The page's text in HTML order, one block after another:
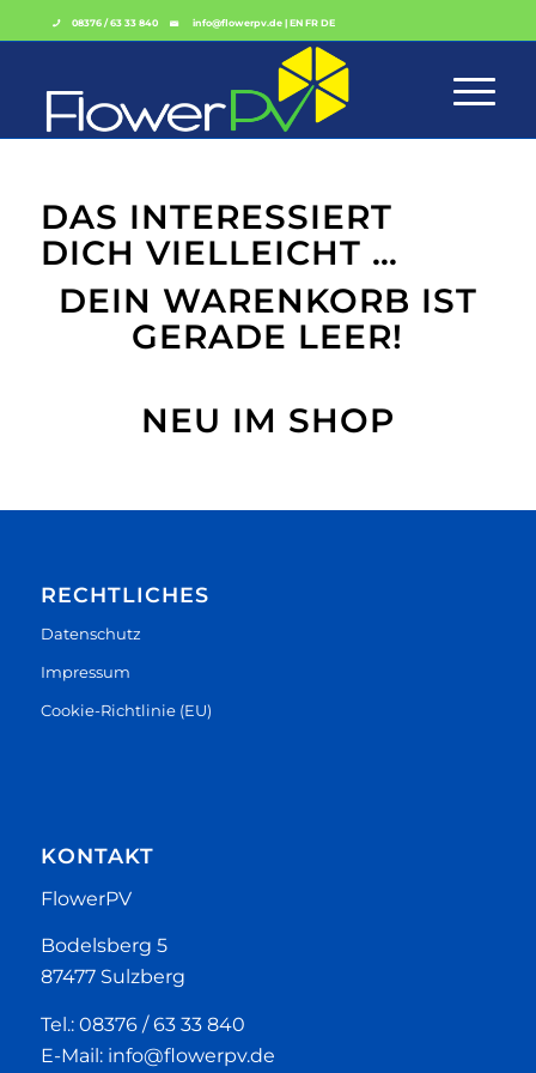
08376 / 63 33 840 info@flowerpv.de| EN FR DE
DAS INTERESSIERT
DICH VIELLEICHT …
DEIN WARENKORB IST
GERADE LEER!
NEU IM SHOP
RECHTLICHES
Datenschutz
Impressum
Cookie-Richtlinie (EU)
KONTAKT
FlowerPV
Bodelsberg 5
87477 Sulzberg
Tel.: 08376 / 63 33 840
E-Mail: info@flowerpv.de